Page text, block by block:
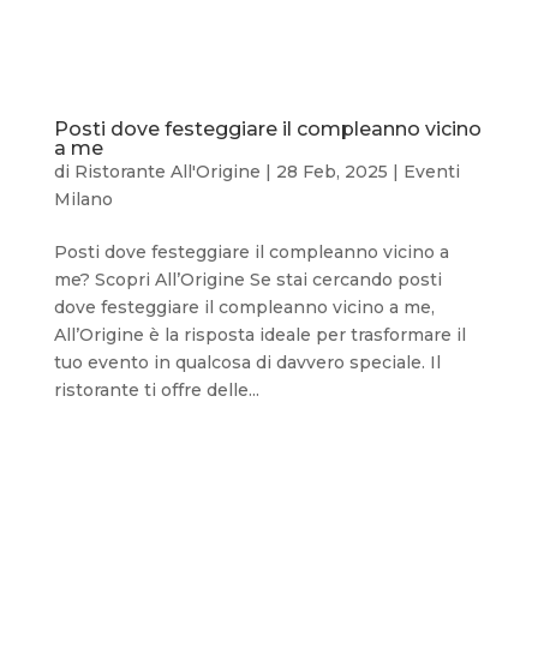
Posti dove festeggiare il compleanno vicino
a me
di Ristorante All'Origine | 28 Feb, 2025 | Eventi
Milano
Posti dove festeggiare il compleanno vicino a
me? Scopri All’Origine Se stai cercando posti
dove festeggiare il compleanno vicino a me,
All’Origine è la risposta ideale per trasformare il
tuo evento in qualcosa di davvero speciale. Il
ristorante ti offre delle...